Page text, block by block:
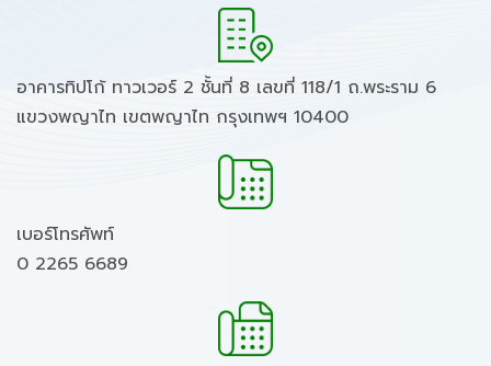
อาคารทิปโก้ ทาวเวอร์ 2 ชั้นที่ 8 เลขที่ 118/1 ถ.พระราม 6
แขวงพญาไท เขตพญาไท กรุงเทพฯ 10400
เบอร์โทรศัพท์
0 2265 6689